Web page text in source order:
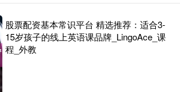
股票配资基本常识平台 精选推荐：适合3-
15岁孩子的线上英语课品牌_LingoAce_课
程_外教